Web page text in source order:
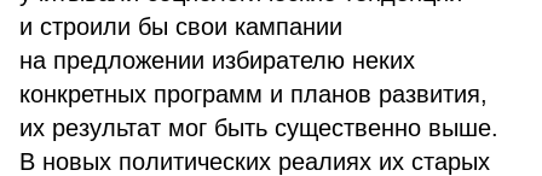
и строили бы свои кампании
на предложении избирателю неких
конкретных программ и планов развития,
их результат мог быть существенно выше.
В новых политических реалиях их старых